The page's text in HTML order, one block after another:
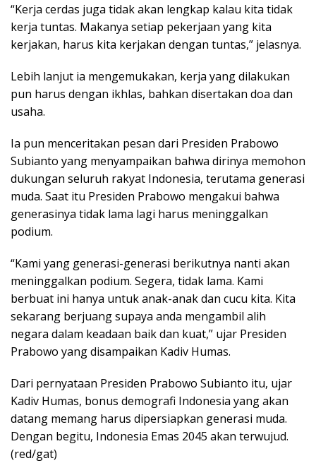
“Kerja cerdas juga tidak akan lengkap kalau kita tidak
kerja tuntas. Makanya setiap pekerjaan yang kita
kerjakan, harus kita kerjakan dengan tuntas,” jelasnya.
Lebih lanjut ia mengemukakan, kerja yang dilakukan
pun harus dengan ikhlas, bahkan disertakan doa dan
usaha.
Ia pun menceritakan pesan dari Presiden Prabowo
Subianto yang menyampaikan bahwa dirinya memohon
dukungan seluruh rakyat Indonesia, terutama generasi
muda. Saat itu Presiden Prabowo mengakui bahwa
generasinya tidak lama lagi harus meninggalkan
podium.
“Kami yang generasi-generasi berikutnya nanti akan
meninggalkan podium. Segera, tidak lama. Kami
berbuat ini hanya untuk anak-anak dan cucu kita. Kita
sekarang berjuang supaya anda mengambil alih
negara dalam keadaan baik dan kuat,” ujar Presiden
Prabowo yang disampaikan Kadiv Humas.
Dari pernyataan Presiden Prabowo Subianto itu, ujar
Kadiv Humas, bonus demografi Indonesia yang akan
datang memang harus dipersiapkan generasi muda.
Dengan begitu, Indonesia Emas 2045 akan terwujud.
(red/gat)